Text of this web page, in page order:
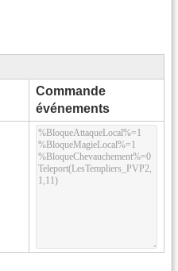
Commande
événements